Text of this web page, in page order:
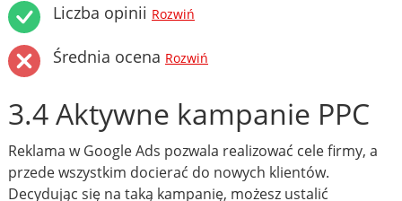
Liczba opinii Rozwiń
Średnia ocena Rozwiń
3.4 Aktywne kampanie PPC
Reklama w Google Ads pozwala realizować cele firmy, a
przede wszystkim docierać do nowych klientów.
Decydując się na taką kampanię, możesz ustalić